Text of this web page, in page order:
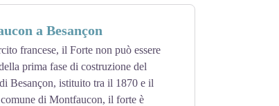
È l'habitat preferito della
a Besançon
francese, il Forte non può essere
prima fase di costruzione del
Besançon, istituito tra il 1870 e il
di Montfaucon, il forte è